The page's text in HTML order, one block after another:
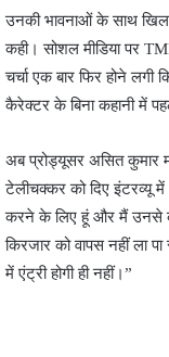
उनकी भावनाओं के साथ
कही। सोशल मीडिया पर
चर्चा एक बार फिर होने
कैरेक्टर के बिना कहानी में
अब प्रोड्यूसर असित कुमार
टेलीचक्कर को दिए इंटरव्यू
करने के लिए हूं और मैं उनसे
किरजार को वापस नहीं ला
में एंट्री होगी ही नहीं।”